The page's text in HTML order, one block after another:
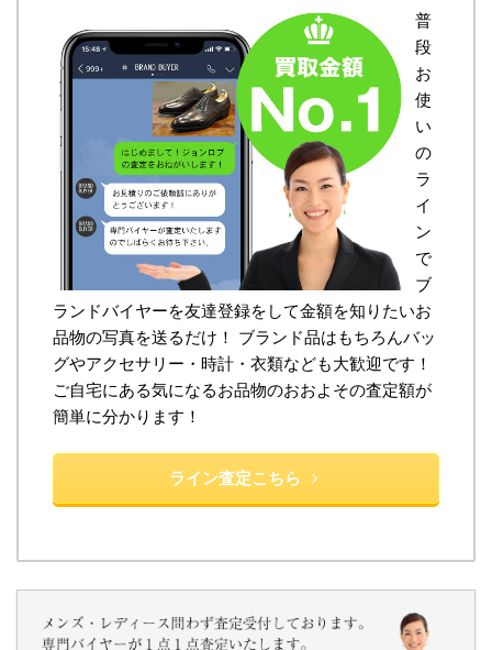
普
段
お
使
い
の
ラ
イ
ン
で
ブ
ランドバイヤーを友達登録をして金額を知りたいお
品物の写真を送るだけ！ ブランド品はもちろんバッ
グやアクセサリー・時計・衣類なども大歓迎です！
ご自宅にある気になるお品物のおおよその査定額が
簡単に分かります！
ライン査定こちら